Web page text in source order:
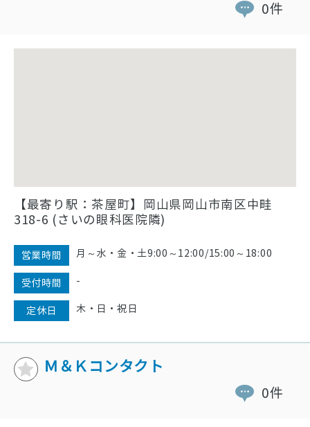
0件
【最寄り駅：茶屋町】岡山県岡山市南区中畦
318-6 (さいの眼科医院隣)
営業時間 月～水・金・土9:00～12:00/15:00～18:00
受付時間 -
定休日 木・日・祝日
Ｍ＆Ｋコンタクト
0件